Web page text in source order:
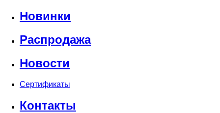
Новинки
Распродажа
Новости
Сертификаты
Контакты